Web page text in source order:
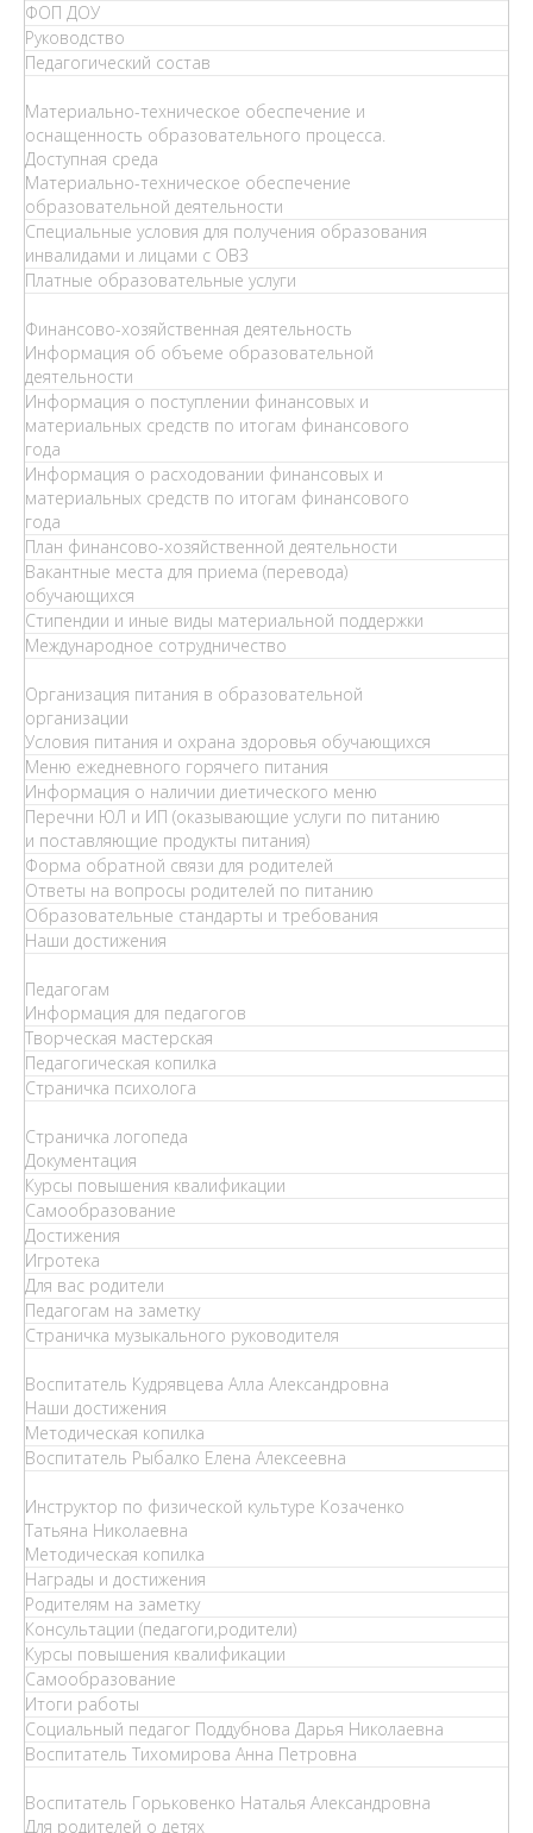
ФОП ДОУ
Руководство
Педагогический состав
Материально-техническое обеспечение и
оснащенность образовательного процесса.
Доступная среда
Материально-техническое обеспечение
образовательной деятельности
Специальные условия для получения образования
инвалидами и лицами с ОВЗ
Платные образовательные услуги
Финансово-хозяйственная деятельность
Информация об объеме образовательной
деятельности
Информация о поступлении финансовых и
материальных средств по итогам финансового
года
Информация о расходовании финансовых и
материальных средств по итогам финансового
года
План финансово-хозяйственной деятельности
Вакантные места для приема (перевода)
обучающихся
Стипендии и иные виды материальной поддержки
Международное сотрудничество
Организация питания в образовательной
организации
Условия питания и охрана здоровья обучающихся
Меню ежедневного горячего питания
Информация о наличии диетического меню
Перечни ЮЛ и ИП (оказывающие услуги по питанию
и поставляющие продукты питания)
Форма обратной связи для родителей
Ответы на вопросы родителей по питанию
Образовательные стандарты и требования
Наши достижения
Педагогам
Информация для педагогов
Творческая мастерская
Педагогическая копилка
Страничка психолога
Страничка логопеда
Документация
Курсы повышения квалификации
Самообразование
Достижения
Игротека
Для вас родители
Педагогам на заметку
Страничка музыкального руководителя
Воспитатель Кудрявцева Алла Александровна
Наши достижения
Методическая копилка
Воспитатель Рыбалко Елена Алексеевна
Инструктор по физической культуре Козаченко
Татьяна Николаевна
Методическая копилка
Награды и достижения
Родителям на заметку
Консультации (педагоги,родители)
Курсы повышения квалификации
Самообразование
Итоги работы
Социальный педагог Поддубнова Дарья Николаевна
Воспитатель Тихомирова Анна Петровна
Воспитатель Горьковенко Наталья Александровна
Для родителей о детях